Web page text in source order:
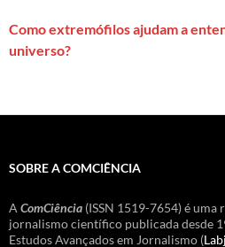
Como extremófilos ajudam a
universo?
SOBRE A COMCIÊNCIA
A ComCiência (ISSN 1519-7654) é uma
jornalismo científico publicada desde
Estudos Avançados em Jornalismo (